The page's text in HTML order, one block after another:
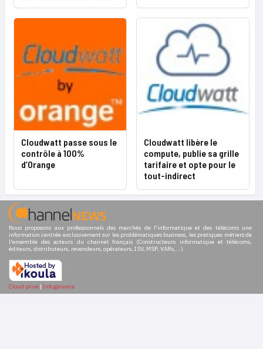
Cloudwatt passe sous le
contrôle à 100%
d’Orange
Cloudwatt libère le
compute, publie sa grille
tarifaire et opte pour le
tout-indirect
Nous proposons aux professionnels des marchés de l'informatique et des télécoms une
information centrée exclusivement sur les problématiques business, les pratiques métiers de
l'ensemble des acteurs du channel français (Constructeurs informatique et télécoms,
éditeurs, distributeurs, revendeurs, opérateurs, ISV, MSP, VARs,...)
Cloud privé | Infogérance